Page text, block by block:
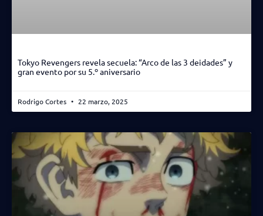
Tokyo Revengers revela secuela: “Arco de las 3 deidades” y
gran evento por su 5.º aniversario
Rodrigo Cortes 22 marzo, 2025